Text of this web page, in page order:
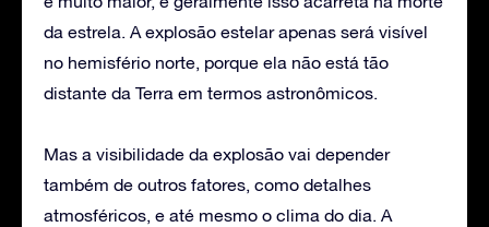
da estrela. A explosão estelar apenas será visível
no hemisfério norte, porque ela não está tão
distante da Terra em termos astronômicos.
Mas a visibilidade da explosão vai depender
também de outros fatores, como detalhes
atmosféricos, e até mesmo o clima do dia. A